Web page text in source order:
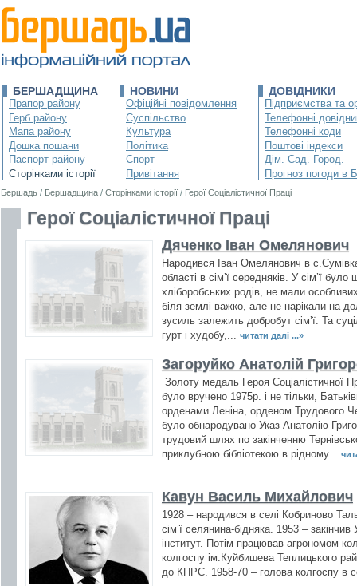
БЕРШАДЩИНА
Прапор району
Герб району
Мапа району
Дошка пошани
Паспорт району
Сторінками історії
НОВИНИ
Офіційні повідомлення
Суспільство
Культура
Політика
Спорт
Привітання
ДОВІДНИКИ
Підприємства та
Телефонні
Телефонні коди
Поштові індекси
Дім. Сад. Город.
Прогноз погоди в
Бершадь / Бершадщина / Сторінками історії / Герої Соціалістичної Праці
Герої Соціалістичної Праці
Дяченко Іван Омелянович
Народився Іван Омелянович в
області в сім’ї середняків. У сім’ї
хліборобських родів, не мали
біля землі важко, але не нарікали на
зусиль залежить добробут сім’ї. Та
гурт і худобу,... читати далі ...»
Загоруйко Анатолій
Золоту медаль Героя Соціалістичної
було вручено 1975р. і не тільки,
орденами Леніна, орденом Трудового
було обнародувано Указ Анатолію
трудовий шлях по закінченню
приклубною бібліотекою в рідному...
Кавун Василь Михайлович
1928 – народився в селі Кобриново
сім’ї селянина-бідняка. 1953 –
інститут. Потім працював агрономом
колгоспу ім.Куйбишева Теплицького
до КПРС. 1958-70 – голова колгоспу в